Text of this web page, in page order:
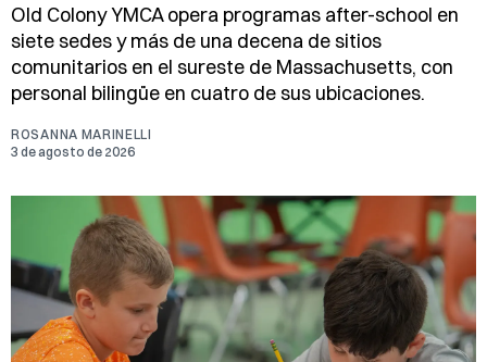
Old Colony YMCA opera programas after-school en
siete sedes y más de una decena de sitios
comunitarios en el sureste de Massachusetts, con
personal bilingüe en cuatro de sus ubicaciones.
ROSANNA MARINELLI
3 de agosto de 2026